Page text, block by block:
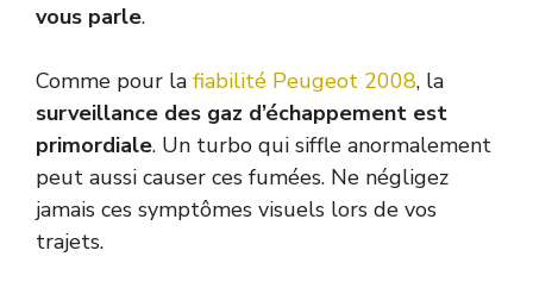
vous parle.
Comme pour la fiabilité Peugeot 2008, la
surveillance des gaz d’échappement est
primordiale. Un turbo qui siffle anormalement
peut aussi causer ces fumées. Ne négligez
jamais ces symptômes visuels lors de vos
trajets.